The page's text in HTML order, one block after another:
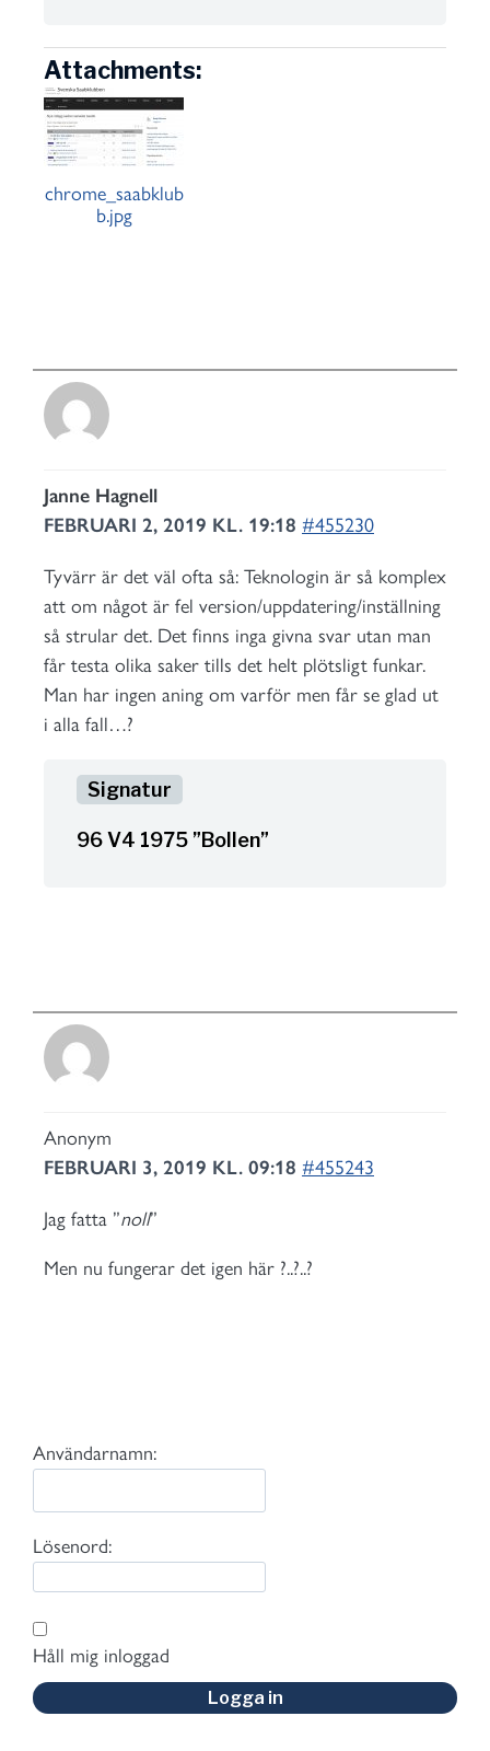
Attachments:
chrome_saabklub
b.jpg
Janne Hagnell
FEBRUARI 2, 2019 KL. 19:18 #455230
Tyvärr är det väl ofta så: Teknologin är så komplex
att om något är fel version/uppdatering/inställning
så strular det. Det finns inga givna svar utan man
får testa olika saker tills det helt plötsligt funkar.
Man har ingen aning om varför men får se glad ut
i alla fall…?
96 V4 1975 ”Bollen”
Anonym
FEBRUARI 3, 2019 KL. 09:18 #455243
Jag fatta ”noll”
Men nu fungerar det igen här ?..?..?
Användarnamn:
Lösenord:
Håll mig inloggad
Logga in